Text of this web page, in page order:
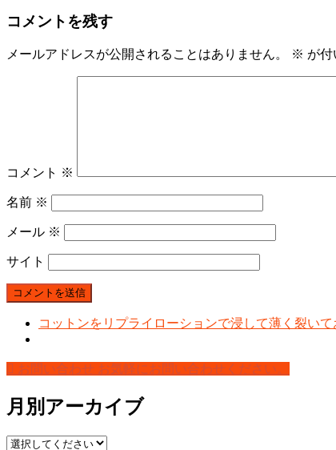
コメントを残す
メールアドレスが公開されることはありません。 ※ が付
コメント ※
名前 ※
メール ※
サイト
コットンをリプライローションで浸して薄く裂い
お問い合わせ お気軽にお問い合わせください。
月別アーカイブ